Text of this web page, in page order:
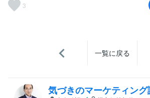
3
一覧に戻る
気づきのマーケティン